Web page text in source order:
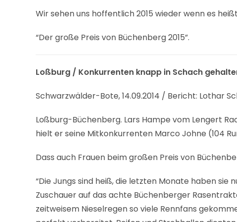
Wir sehen uns hoffentlich 2015 wieder wenn es
“Der große Preis von Büchenberg 2015”.
Loßburg / Konkurrenten knapp in Schach
Schwarzwälder-Bote, 14.09.2014 / Bericht: Lothar
Loßburg-Büchenberg. Lars Hampe vom Lengert
hielt er seine Mitkonkurrenten Marco Johne (104
Dass auch Frauen beim großen Preis von
“Die Jungs sind heiß, die letzten Monate haben
Zuschauer auf das achte Büchenberger
zeitweisem Nieselregen so viele Rennfans